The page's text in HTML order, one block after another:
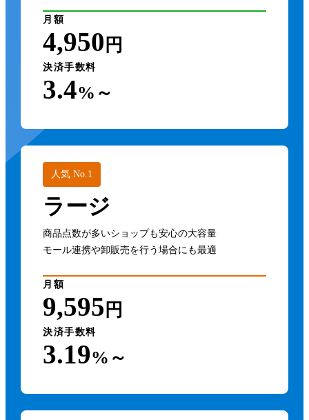
月額
4,950 円
決済手数料
3.4%～
人気 No.1
ラージ
商品点数が多いショップも安心の大容量
モール連携や卸販売を行う場合にも最適
月額
9,595 円
決済手数料
3.19%～